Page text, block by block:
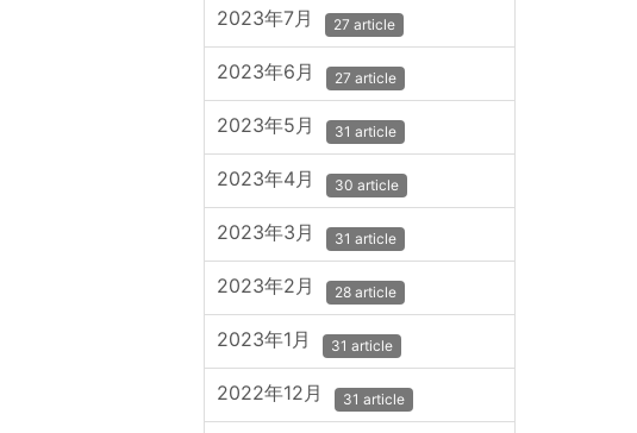
2023年7月 27 article
2023年6月 27 article
2023年5月 31 article
2023年4月 30 article
2023年3月 31 article
2023年2月 28 article
2023年1月 31 article
2022年12月 31 article